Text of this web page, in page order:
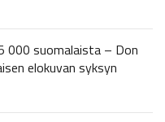
000 suomalaista – Don
elokuvan syksyn